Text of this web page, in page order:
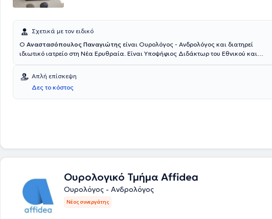
Σχετικά με τον ειδικό
Ο Αναστασόπουλος Παναγιώτης είναι Ουρολόγος - Ανδρολόγος και διατηρεί
ιδιωτικό ιατρείο στη Νέα Ερυθραία. Είναι Υποψήφιος Διδάκτωρ του Εθνικού και
Ο γιατρός εξειδικεύεται στην Ανδρολογία, στην Υπογονιμότητα, στη Λιθίαση του
ουροποιητικού και στις Παθήσεις προστάτη. Είναι Επιστημονικός Συνεργάτης του
Νοσοκομείου ΜΗΤΕΡΑ και του Mediterraneo Hospital. Στο ιδιωτικό του ιατρείο
προσφέρει πλήθος υπηρεσιών, εξατομικευμένες για τις ανάγκες εκάστοτε ασθενούς.
Απλή επίσκεψη
Δες το κόστος
Ουρολογικό Τμήμα Affidea
Ουρολόγος - Ανδρολόγος
Νέος συνεργάτης